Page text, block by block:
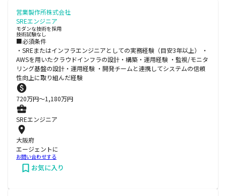
営業製作所株式会社
SREエンジニア
モダンな技術を採用
技術試験なし
■必須条件
・SREまたはインフラエンジニアとしての実務経験（目安3年以上） ・
AWSを用いたクラウドインフラの設計・構築・運用経験 ・監視/モニタ
リング基盤の設計・運用経験 ・開発チームと連携してシステムの信頼
性向上に取り組んだ経験
720万円〜1,180万円
SREエンジニア
大阪府
エージェントに
お問い合わせする
お気に入り